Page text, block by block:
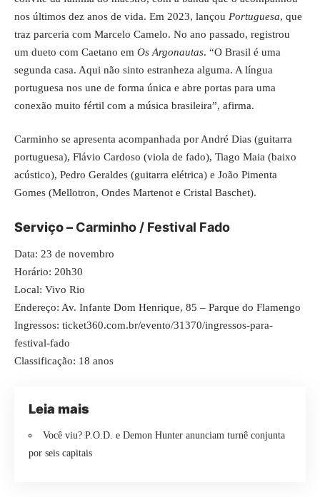
nos últimos dez anos de vida. Em 2023, lançou Portuguesa, que
traz parceria com Marcelo Camelo. No ano passado, registrou
um dueto com Caetano em Os Argonautas. “O Brasil é uma
segunda casa. Aqui não sinto estranheza alguma. A língua
portuguesa nos une de forma única e abre portas para uma
conexão muito fértil com a música brasileira”, afirma.
Carminho se apresenta acompanhada por André Dias (guitarra
portuguesa), Flávio Cardoso (viola de fado), Tiago Maia (baixo
acústico), Pedro Geraldes (guitarra elétrica) e João Pimenta
Gomes (Mellotron, Ondes Martenot e Cristal Baschet).
Serviço – Carminho / Festival Fado
Data: 23 de novembro
Horário: 20h30
Local: Vivo Rio
Endereço: Av. Infante Dom Henrique, 85 – Parque do Flamengo
Ingressos: ticket360.com.br/evento/31370/ingressos-para-
festival-fado
Classificação: 18 anos
Leia mais
Você viu? P.O.D. e Demon Hunter anunciam turnê conjunta
por seis capitais